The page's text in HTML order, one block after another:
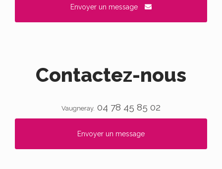
Envoyer un message
Contactez-nous
Vaugneray. 04 78 45 85 02
Envoyer un message